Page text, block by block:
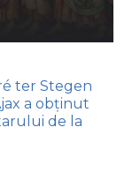
ter Stegen
a obținut
de la